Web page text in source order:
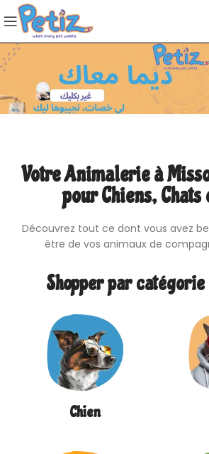
Votre Animalerie à
pour Chiens, Chats
Découvrez tout ce dont vous avez
être de vos animaux de
Shopper par catégorie
Chien